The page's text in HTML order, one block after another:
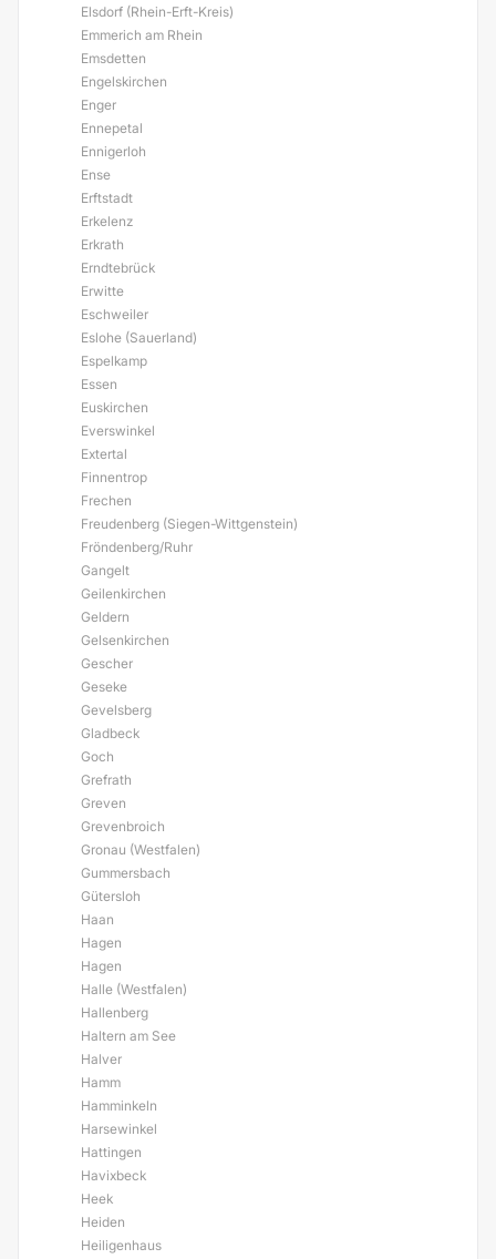
Elsdorf (Rhein-Erft-Kreis)
Emmerich am Rhein
Emsdetten
Engelskirchen
Enger
Ennepetal
Ennigerloh
Ense
Erftstadt
Erkelenz
Erkrath
Erndtebrück
Erwitte
Eschweiler
Eslohe (Sauerland)
Espelkamp
Essen
Euskirchen
Everswinkel
Extertal
Finnentrop
Frechen
Freudenberg (Siegen-Wittgenstein)
Fröndenberg/Ruhr
Gangelt
Geilenkirchen
Geldern
Gelsenkirchen
Gescher
Geseke
Gevelsberg
Gladbeck
Goch
Grefrath
Greven
Grevenbroich
Gronau (Westfalen)
Gummersbach
Gütersloh
Haan
Hagen
Hagen
Halle (Westfalen)
Hallenberg
Haltern am See
Halver
Hamm
Hamminkeln
Harsewinkel
Hattingen
Havixbeck
Heek
Heiden
Heiligenhaus